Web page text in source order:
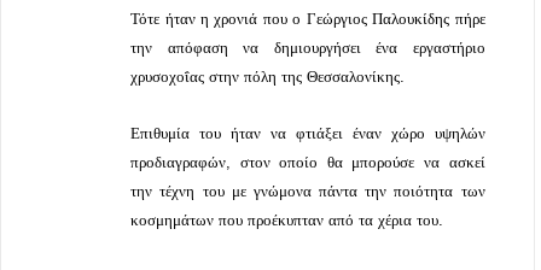
Τότε ήταν η χρονιά που ο Γεώργιος Παλουκίδης πήρε
την απόφαση να δημιουργήσει ένα εργαστήριο
χρυσοχοΐας στην πόλη της Θεσσαλονίκης.
Επιθυμία του ήταν να φτιάξει έναν χώρο υψηλών
προδιαγραφών, στον οποίο θα μπορούσε να ασκεί
την τέχνη του με γνώμονα πάντα την ποιότητα των
κοσμημάτων που προέκυπταν από τα χέρια του.